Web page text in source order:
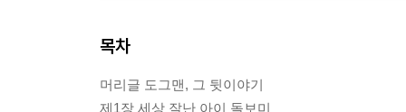
목차
머리글 도그맨, 그 뒷이야기
제1장 세상 잘난 아이 돌보미